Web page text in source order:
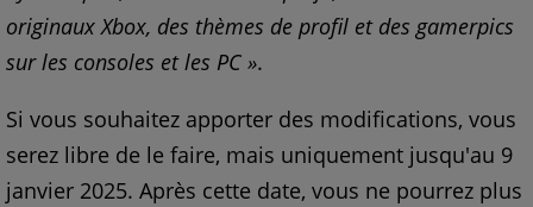
originaux Xbox, des thèmes de profil et des gamerpics
sur les consoles et les PC ».
Si vous souhaitez apporter des modifications, vous
serez libre de le faire, mais uniquement jusqu'au 9
janvier 2025. Après cette date, vous ne pourrez plus